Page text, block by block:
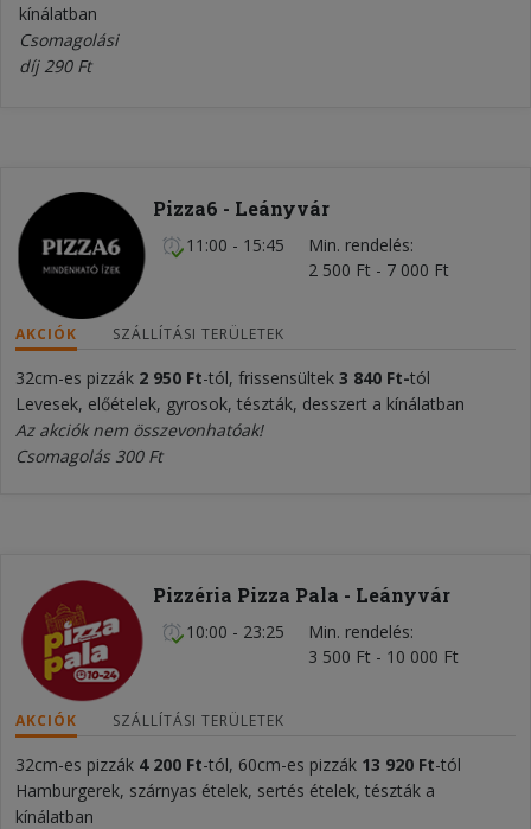
kínálatban
Csomagolási
díj 290 Ft
Pizza6 - Leányvár
11:00 - 15:45
Min. rendelés
2 500 Ft - 7 000 Ft
AKCIÓK SZÁLLÍTÁSI TERÜLETEK
32cm-es pizzák 2 950 Ft-tól, frissensültek 3 840 Ft-tól
Levesek, előételek, gyrosok, tészták, desszert a kínálatban
Az akciók nem összevonhatóak!
Csomagolás 300 Ft
Pizzéria Pizza Pala - Leányvár
10:00 - 23:25
Min. rendelés
3 500 Ft - 10 000 Ft
AKCIÓK SZÁLLÍTÁSI TERÜLETEK
32cm-es pizzák 4 200 Ft-tól, 60cm-es pizzák 13 920 Ft-tól
Hamburgerek, szárnyas ételek, sertés ételek, tészták a
kínálatban